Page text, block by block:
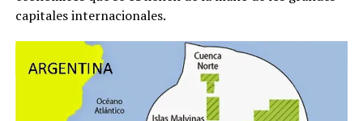
capitales internacionales.